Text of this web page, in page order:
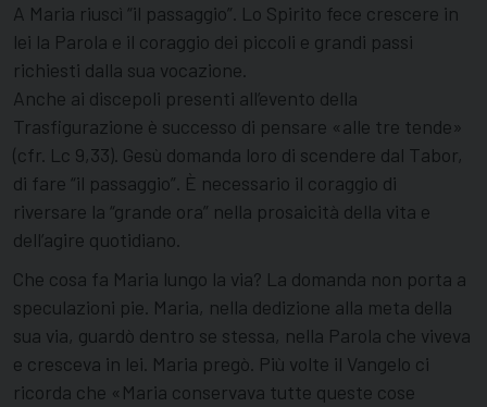
A Maria riuscì “il passaggio”. Lo Spirito fece crescere in
lei la Parola e il coraggio dei piccoli e grandi passi
richiesti dalla sua vocazione.
Anche ai discepoli presenti all’evento della
Trasfigurazione è successo di pensare «alle tre tende»
(cfr. Lc 9,33). Gesù domanda loro di scendere dal Tabor,
di fare “il passaggio”. È necessario il coraggio di
riversare la “grande ora” nella prosaicità della vita e
dell’agire quotidiano.
Che cosa fa Maria lungo la via? La domanda non porta a
speculazioni pie. Maria, nella dedizione alla meta della
sua via, guardò dentro se stessa, nella Parola che viveva
e cresceva in lei. Maria pregò. Più volte il Vangelo ci
ricorda che «Maria conservava tutte queste cose